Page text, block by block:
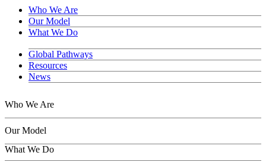
Who We Are
Our Model
What We Do
Global Pathways
Resources
News
Who We Are
Our Model
What We Do